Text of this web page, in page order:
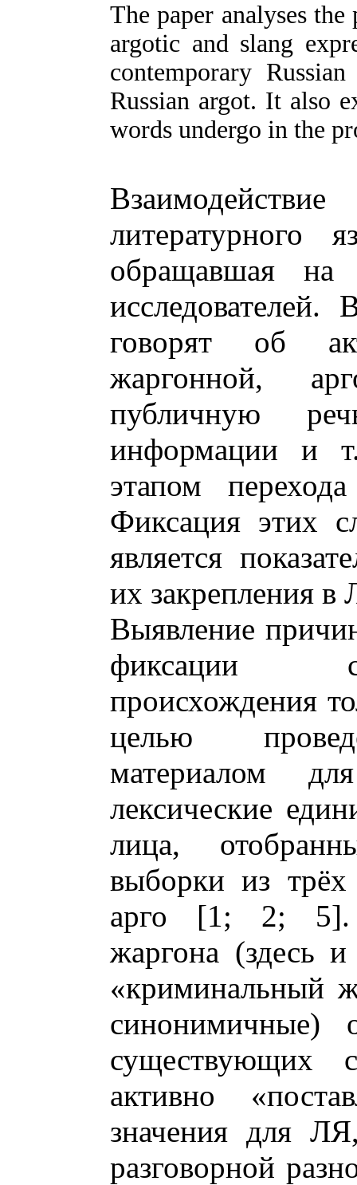
The paper analyses
argotic and slang
contemporary
Russian argot. It also
words undergo in the
обращавшая на
говорят об
жаргонной,
публичную
информации и
этапом
Фиксация этих
является
их закрепления в
Выявление
фиксации
происхождения
целью
материалом
лексические
лица,
выборки из трёх
арго [1; 2; 5].
жаргона (здесь
«криминальный
синонимичные)
существующих
активно
значения для
разговорной